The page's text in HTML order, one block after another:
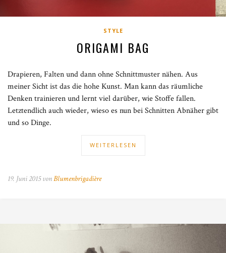
STYLE
ORIGAMI BAG
Drapieren, Falten und dann ohne Schnittmuster nähen. Aus
meiner Sicht ist das die hohe Kunst. Man kann das räumliche
Denken trainieren und lernt viel darüber, wie Stoffe fallen.
Letztendlich auch wieder, wieso es nun bei Schnitten Abnäher gibt
und so Dinge.
WEITERLESEN
19. Juni 2015 vonBlumenbrigadière